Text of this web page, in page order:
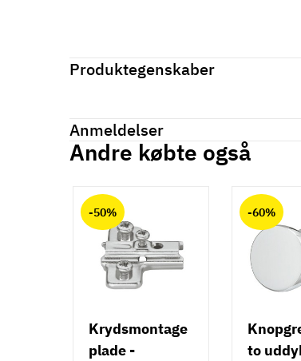
Produktegenskaber
På lager 1 Varer
Produktinformation
Materiale
Zinklegering
Hulafstand
16 mm
64 mm
Guld
Montering
Anmeldelser
Andre købte også
-50%
Krydsmontage
plade -
-60%
to